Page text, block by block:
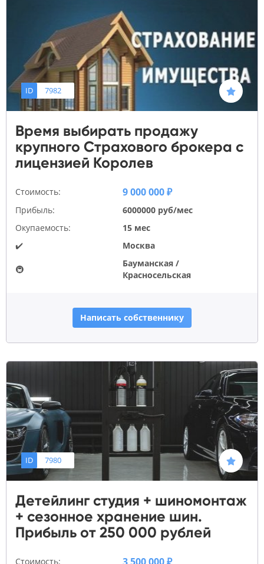
ID 7982
Время выбирать продажу
крупного Страхового брокера с
лицензией Королев
Стоимость: 9 000 000 ₽
Прибыль:
6000000 руб/мес
Окупаемость:
15 мес
✔️
Москва
🚇
Бауманская /
Красносельская
Написать собственнику
ID 7980
Детейлинг студия + шиномонтаж
+ сезонное хранение шин.
Прибыль от 250 000 рублей
Стоимость: